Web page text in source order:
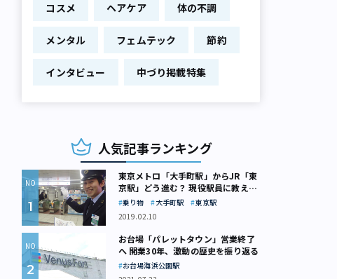
コスメ ヘアケア 体の不調
メンタル フェムテック 節約
インタビュー 中づり掲載特集
人気記事ランキング
東京メトロ「大手町駅」からJR「東
京駅」どう進む？ 現役駅員に教えて
もらいました
乗り物 大手町駅
東京駅
2019.02.10
お台場「パレットタウン」営業終了
へ 開業30年、激動の歴史を振り返る
お台場海浜公園駅